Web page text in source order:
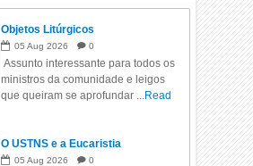
Objetos Litúrgicos
05 Aug 2026 0
Assunto interessante para todos os
ministros da comunidade e leigos
que queiram se aprofundar ...Read
O USTNS e a Eucaristia
05 Aug 2026 0